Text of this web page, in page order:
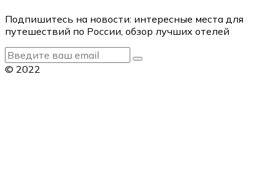
Подпишитесь на новости: интересные места для
путешествий по России, обзор лучших отелей
© 2022